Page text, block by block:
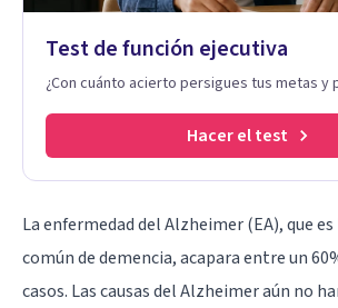
Test de función ejecutiva
¿Con cuánto acierto persigues tus metas y
Hacer el test
Laenfermedad del Alzheimer(EA), que
común de demencia, acapara entre un
casos. Las causas del Alzheimer aún no